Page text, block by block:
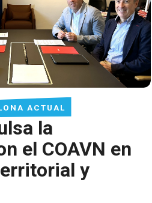
ACTUAL
la
el COAVN en
y